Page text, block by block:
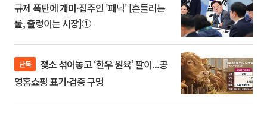
규제 폭탄에 개미·집주인 '패닉' [흔들리는
룰, 출렁이는 시장]①
단독
영홈쇼핑 표기·검증 구멍